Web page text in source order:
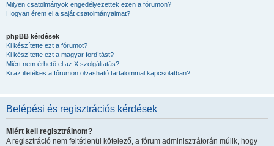
Milyen csatolmányok engedélyezettek ezen a fórumon?
Hogyan érem el a saját csatolmányaimat?
phpBB kérdések
Ki készítette ezt a fórumot?
Ki készítette ezt a magyar fordítást?
Miért nem érhető el az X szolgáltatás?
Ki az illetékes a fórumon olvasható tartalommal kapcsolatban?
Belépési és regisztrációs kérdések
Miért kell regisztrálnom?
A regisztráció nem feltétlenül kötelező, a fórum adminisztrátorán múlik, hogy